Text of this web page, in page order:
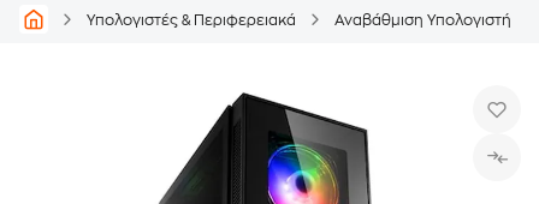
Υπολογιστές & Περιφερειακά Αναβάθμιση Υπολογιστή